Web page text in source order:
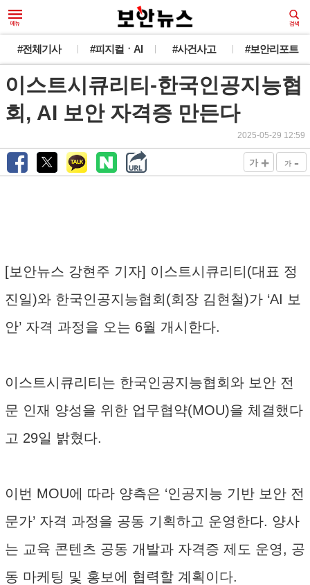
#전체기사 #피지컬ㆍAI #사건사고 #보안리포트
이스트시큐리티-한국인공지능협
회, AI 보안 자격증 만든다
2025-05-29 12:59
가 + 가 -
[보안뉴스 강현주 기자] 이스트시큐리티(대표 정
진일)와 한국인공지능협회(회장 김현철)가 ‘AI 보
안’ 자격 과정을 오는 6월 개시한다.
이스트시큐리티는 한국인공지능협회와 보안 전
문 인재 양성을 위한 업무협약(MOU)을 체결했다
고 29일 밝혔다.
이번 MOU에 따라 양측은 ‘인공지능 기반 보안 전
문가’ 자격 과정을 공동 기획하고 운영한다. 양사
는 교육 콘텐츠 공동 개발과 자격증 제도 운영, 공
동 마케팅 및 홍보에 협력할 계획이다.